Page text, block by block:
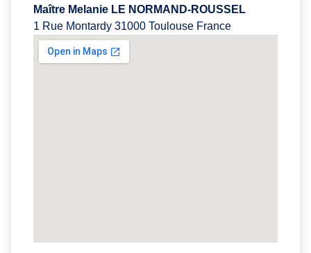
Maître Melanie LE NORMAND-ROUSSEL
1 Rue Montardy 31000 Toulouse France